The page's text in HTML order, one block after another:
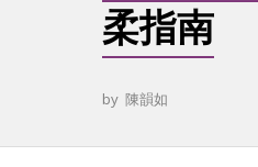
柔指南
by 陳韻如